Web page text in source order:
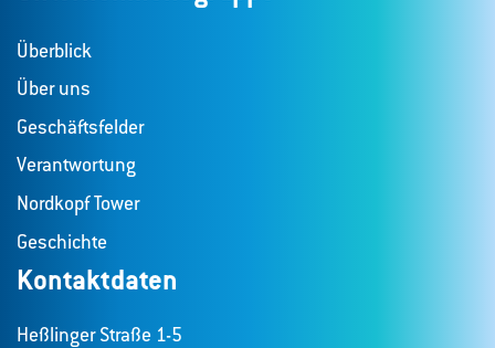
Überblick
Über uns
Geschäftsfelder
Verantwortung
Nordkopf Tower
Geschichte
Kontaktdaten
Heßlinger Straße 1-5